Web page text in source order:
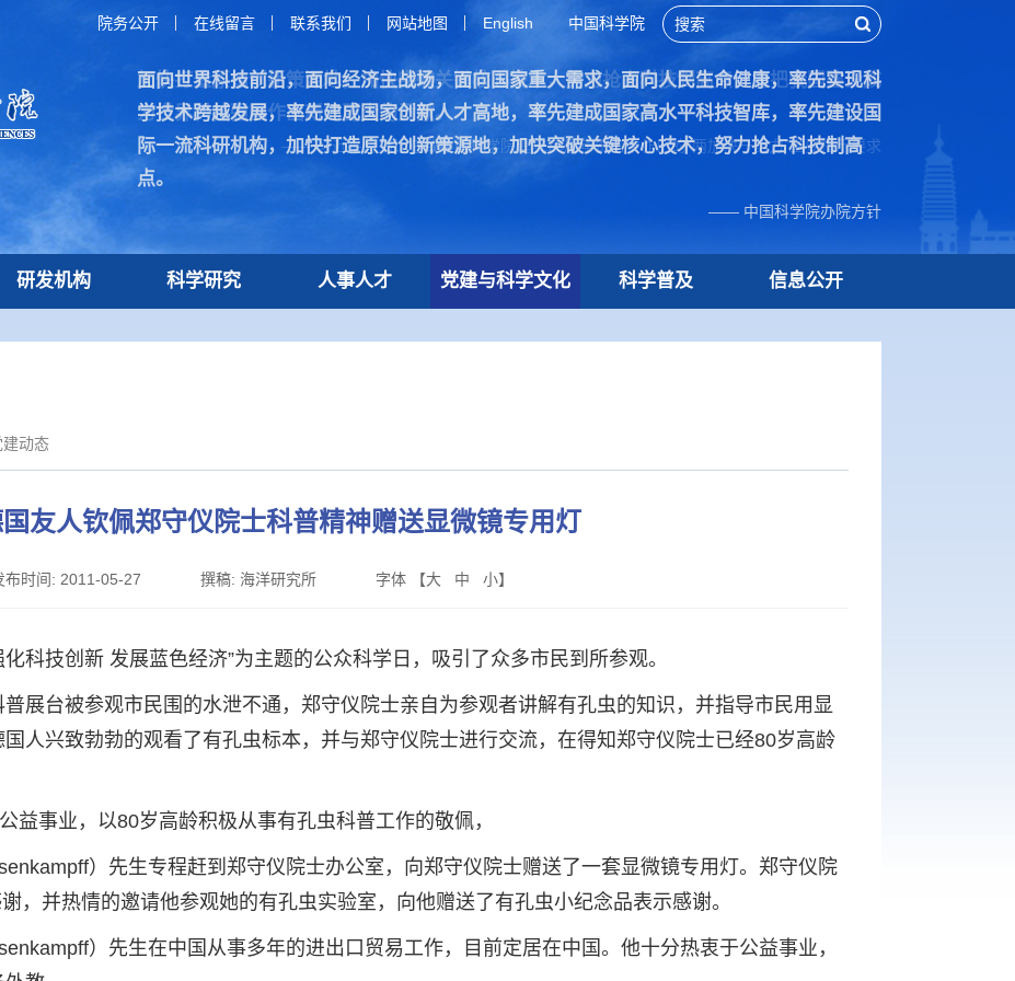
院务公开 在线留言 联系我们 网站地图 English 中国科学院
面向世界科技前沿，面向经济主战场，面向国家重大需求，面向人民生命健康，率先实现科
学技术跨越发展，率先建成国家创新人才高地，率先建成国家高水平科技智库，率先建设国
际一流科研机构，加快打造原始创新策源地，加快突破关键核心技术，努力抢占科技制高
点。
—— 中国科学院办院方针
加快打造原始创新策源地，加快突破关键核心技术，努力抢占科技制高点，为把我国建设成
为世界科技强国作出新的更大的贡献。
—— 习近平总书记在致中国科学院建院70周年贺信中作出的“两加快一努力”重要指示要求
研发机构 科学研究 人事人才 党建与科学文化 科学普及 信息公开
建动态
友人钦佩郑守仪院士科普精神赠送显微镜专用灯
布时间: 2011-05-27 撰稿: 海洋研究所 字体 【大 中 小】
科技创新 发展蓝色经济”为主题的公众科学日，吸引了众多市民到所参观。
展台被参观市民围的水泄不通，郑守仪院士亲自为参观者讲解有孔虫的知识，并指导市民用显
人兴致勃勃的观看了有孔虫标本，并与郑守仪院士进行交流，在得知郑守仪院士已经80岁高龄
益事业，以80岁高龄积极从事有孔虫科普工作的敬佩，
）先生专程赶到郑守仪院士办公室，向郑守仪院士赠送了一套显微镜专用灯。郑守仪院
，并热情的邀请他参观她的有孔虫实验室，向他赠送了有孔虫小纪念品表示感谢。
）先生在中国从事多年的进出口贸易工作，目前定居在中国。他十分热衷于公益事业，